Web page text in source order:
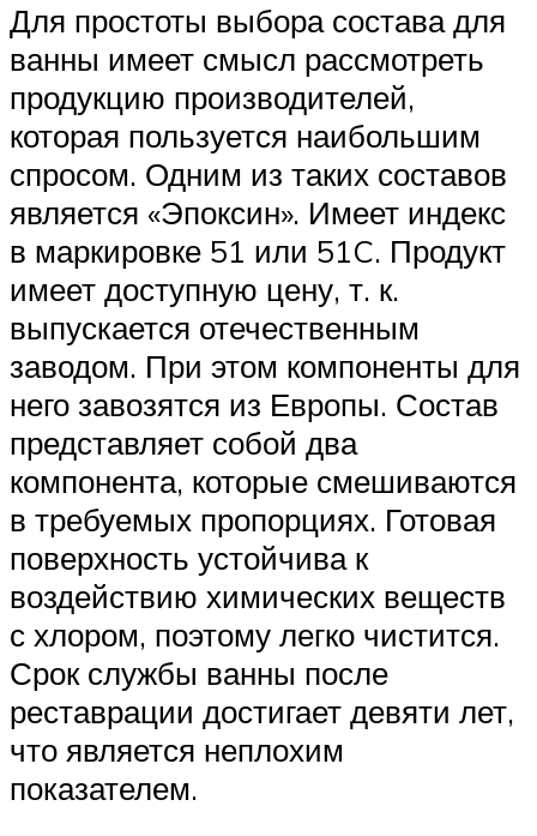
Для простоты выбора состава для
ванны имеет смысл рассмотреть
продукцию производителей,
которая пользуется наибольшим
спросом. Одним из таких составов
является «Эпоксин». Имеет индекс
в маркировке 51 или 51C. Продукт
имеет доступную цену, т. к.
выпускается отечественным
заводом. При этом компоненты для
него завозятся из Европы. Состав
представляет собой два
компонента, которые смешиваются
в требуемых пропорциях. Готовая
поверхность устойчива к
воздействию химических веществ
с хлором, поэтому легко чистится.
Срок службы ванны после
реставрации достигает девяти лет,
что является неплохим
показателем.